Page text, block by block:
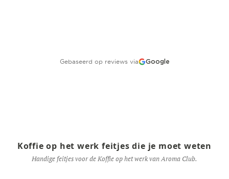
Gebaseerd op reviews via Google
Koffie op het werk feitjes die je moet weten
Handige feitjes voor de Koffie op het werk van Aroma Club.